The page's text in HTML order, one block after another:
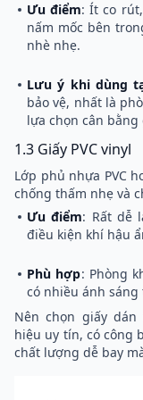
Ưu điểm: Ít co
nấm mốc bên
nhè nhẹ.
Lưu ý khi dùng
bảo vệ, nhất là
lựa chọn cân
1.3 Giấy PVC vinyl
Lớp phủ nhựa PVC
chống thấm nhẹ và
Ưu điểm: Rất dễ
điều kiện khí hậu
Phù hợp: Phòng
có nhiều ánh
Nên chọn giấy
hiệu uy tín, có công
chất lượng dễ bay